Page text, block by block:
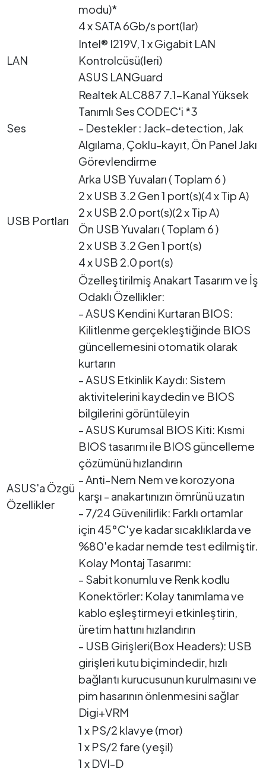
modu)*
4 x SATA 6Gb/s port(lar)
LAN
Intel® I219V, 1 x Gigabit LAN
Kontrolcüsü(leri)
ASUS LANGuard
Ses
Realtek ALC887 7.1-Kanal Yüksek
Tanımlı Ses CODEC'i *3
- Destekler : Jack-detection, Jak
Algılama, Çoklu-kayıt, Ön Panel Jakı
Görevlendirme
USB Portları
Arka USB Yuvaları ( Toplam 6 )
2 x USB 3.2 Gen 1 port(s)(4 x Tip A)
2 x USB 2.0 port(s)(2 x Tip A)
Ön USB Yuvaları ( Toplam 6 )
2 x USB 3.2 Gen 1 port(s)
4 x USB 2.0 port(s)
ASUS'a Özgü
Özellikler
Özelleştirilmiş Anakart Tasarım ve İş
Odaklı Özellikler:
- ASUS Kendini Kurtaran BIOS:
Kilitlenme gerçekleştiğinde BIOS
güncellemesini otomatik olarak
kurtarın
- ASUS Etkinlik Kaydı: Sistem
aktivitelerini kaydedin ve BIOS
bilgilerini görüntüleyin
- ASUS Kurumsal BIOS Kiti: Kısmi
BIOS tasarımı ile BIOS güncelleme
çözümünü hızlandırın
- Anti-Nem Nem ve korozyona
karşı - anakartınızın ömrünü uzatın
- 7/24 Güvenilirlik: Farklı ortamlar
için 45°C'ye kadar sıcaklıklarda ve
%80'e kadar nemde test edilmiştir.
Kolay Montaj Tasarımı:
- Sabit konumlu ve Renk kodlu
Konektörler: Kolay tanımlama ve
kablo eşleştirmeyi etkinleştirin,
üretim hattını hızlandırın
- USB Girişleri(Box Headers): USB
girişleri kutu biçimindedir, hızlı
bağlantı kurucusunun kurulmasını ve
pim hasarının önlenmesini sağlar
Digi+VRM
1 x PS/2 klavye (mor)
1 x PS/2 fare (yeşil)
1 x DVI-D